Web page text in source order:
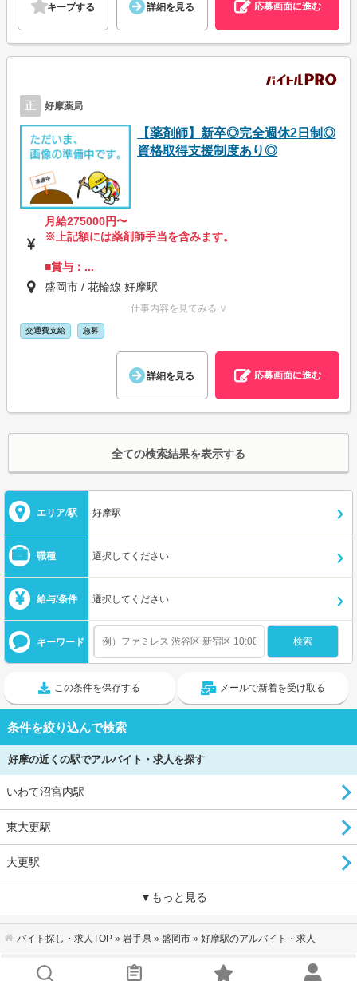
キープする 詳細を見る 応募画面に進む
正 好摩薬局
【薬剤師】新卒◎完全週休2日制◎
資格取得支援制度あり◎
月給275000円〜
※上記額には薬剤師手当を含みます。
■賞与：...
盛岡市 / 花輪線 好摩駅
仕事内容を見てみる ∨
交通費支給 急募
詳細を見る 応募画面に進む
全ての検索結果を表示する
エリア/駅 好摩駅
職種 選択してください
給与/条件 選択してください
キーワード
この条件を保存する メールで新着を受け取る
条件を絞り込んで検索
好摩の近くの駅でアルバイト・求人を探す
いわて沼宮内駅
東大更駅
大更駅
▼もっと見る
バイト探し・求人TOP » 岩手県 » 盛岡市 » 好摩駅のアルバイト・求人
会社概要 ｜個人情報の取り扱いについて
お問い合わせ
｜企業ご担当者様へ キーワードから探す